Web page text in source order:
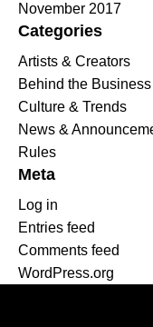
November 2017
Categories
Artists & Creators
Behind the Business
Culture & Trends
News &
Rules
Meta
Log in
Entries feed
Comments feed
WordPress.org